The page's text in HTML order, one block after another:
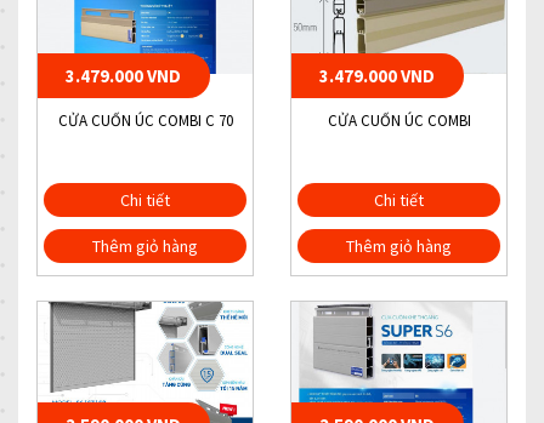
3.479.000 VND
CỬA CUỐN ÚC COMBI C 70
Chi tiết
Thêm giỏ hàng
3.479.000 VND
CỬA CUỐN ÚC COMBI
Chi tiết
Thêm giỏ hàng